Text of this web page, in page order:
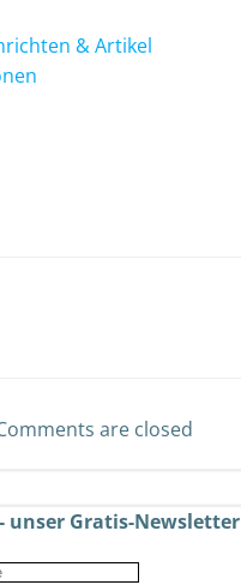
& Artikel
are closed
unser Gratis-Newsletter